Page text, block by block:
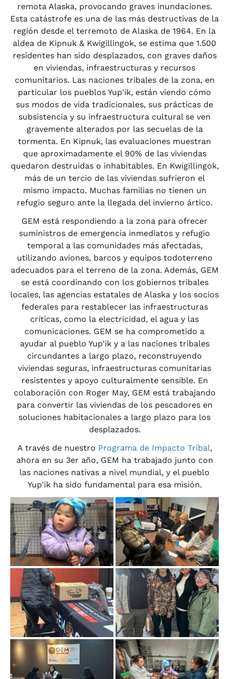
remota Alaska, provocando graves inundaciones.
Esta catástrofe es una de las más destructivas de la
región desde el terremoto de Alaska de 1964. En la
aldea de Kipnuk & Kwigillingok, se estima que 1.500
residentes han sido desplazados, con graves daños
en viviendas, infraestructuras y recursos
comunitarios. Las naciones tribales de la zona, en
particular los pueblos Yup'ik, están viendo cómo
sus modos de vida tradicionales, sus prácticas de
subsistencia y su infraestructura cultural se ven
gravemente alterados por las secuelas de la
tormenta. En Kipnuk, las evaluaciones muestran
que aproximadamente el 90% de las viviendas
quedaron destruidas o inhabitables. En Kwigillingok,
más de un tercio de las viviendas sufrieron el
mismo impacto. Muchas familias no tienen un
refugio seguro ante la llegada del invierno ártico.
GEM está respondiendo a la zona para ofrecer
suministros de emergencia inmediatos y refugio
temporal a las comunidades más afectadas,
utilizando aviones, barcos y equipos todoterreno
adecuados para el terreno de la zona. Además, GEM
se está coordinando con los gobiernos tribales
locales, las agencias estatales de Alaska y los socios
federales para restablecer las infraestructuras
críticas, como la electricidad, el agua y las
comunicaciones. GEM se ha comprometido a
ayudar al pueblo Yup'ik y a las naciones tribales
circundantes a largo plazo, reconstruyendo
viviendas seguras, infraestructuras comunitarias
resistentes y apoyo culturalmente sensible. En
colaboración con Roger May, GEM está trabajando
para convertir las viviendas de los pescadores en
soluciones habitacionales a largo plazo para los
desplazados.
A través de nuestro Programa de Impacto Tribal,
ahora en su 3er año, GEM ha trabajado junto con
las naciones nativas a nivel mundial, y el pueblo
Yup'ik ha sido fundamental para esa misión.